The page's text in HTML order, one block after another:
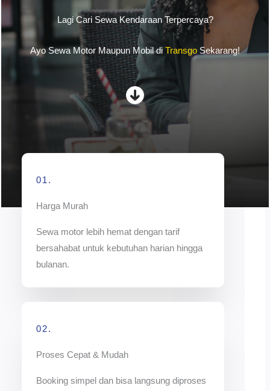
Lagi Cari Sewa Kendaraan Terpercaya?
Ayo Sewa Motor Maupun Mobil di Transgo Sekarang!
01.
Harga Murah
Sewa motor lebih hemat dengan tarif
bersahabat untuk kebutuhan harian hingga
bulanan.
02.
Proses Cepat & Mudah
Booking simpel dan bisa langsung diproses